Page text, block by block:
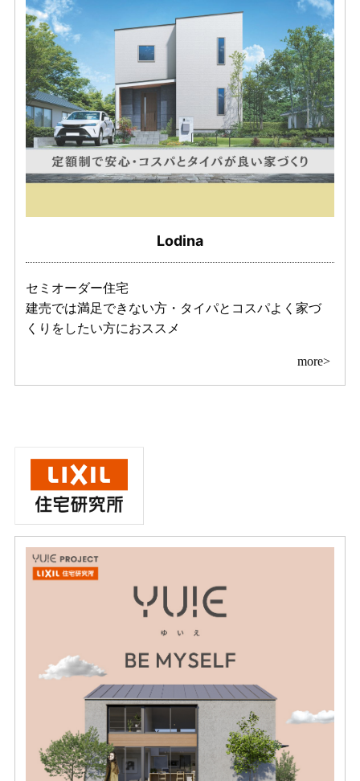
Lodina
セミオーダー住宅
建売では満足できない方・タイパとコスパよく家づ
くりをしたい方におススメ
more>